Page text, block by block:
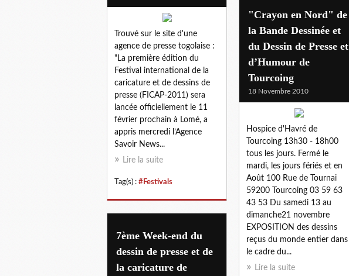
Trouvé sur le site d'une
agence de presse togolaise :
"La première édition du
Festival international de la
caricature et de dessins de
presse (FICAP-2011) sera
lancée officiellement le 11
février prochain à Lomé, a
appris mercredi l’Agence
Savoir News...
Lire la suite
Tag(s) : #Festivals
"Crayon en Nord" de
la Bande Dessinée et
du Dessin de Presse et
d’Humour de
Tourcoing
18 Novembre 2010
Hospice d'Havré de
Tourcoing 13h30 - 18h00
tous les jours. Fermé le
mardi, les jours fériés et en
Août 100 Rue de Tournai
59200 Tourcoing 03 59 63
43 53 Du samedi 13 au
dimanche21 novembre
EXPOSITION des dessins
reçus du monde entier dans
le cadre du...
Lire la suite
7ème Week-end du
dessin de presse et de
la caricature de